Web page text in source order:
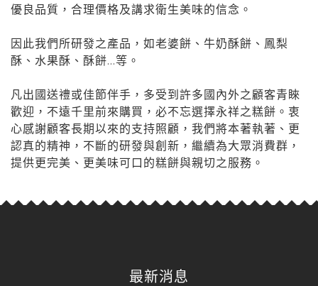
優良品質，合理價格及講求衛生美味的信念。
因此我們所研發之產品，如老婆餅、牛奶酥餅、鳳梨
酥、水果酥、酥餅...等。
凡出國送禮或佳節伴手，多受到許多國內外之顧客青睞
歡迎，不遠千里前來購買，必不忘選擇永祥之糕餅。衷
心感謝顧客長期以來的支持照顧，我們將本著執著、更
認真的精神，不斷的研發與創新，繼續為大眾消費群，
提供更完美、更美味可口的糕餅與親切之服務。
最新消息